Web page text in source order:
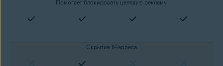
Помогает блокировать целевую рекламу.
Скрытие IP-адреса